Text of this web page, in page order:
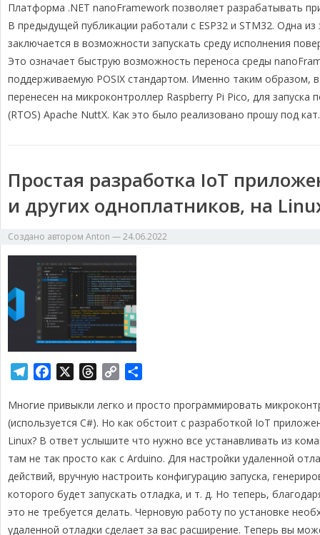
l
e
g
r
a
m
c
e
b
o
o
k
r
e
a
d
s
p
y
L
i
n
k
п
р
а
в
и
т
ь
Платформа .NET nanoFramework позволяет разрабатывать
В предыдущей публикации работали с ESP32 и STM32. Одна
заключается в возможности запускать среду исполнения
Это означает быструю возможность переноса среды
поддерживаемую POSIX стандартом. Именно таким образом,
перенесен на микроконтроллер Raspberry Pi Pico, для
(RTOS) Apache NuttX. Как это было реализовано прошу под кат.
Простая разработка IoT
и других одноплатников, на
Создано автором Anton —24.06.2022
l
e
g
r
a
m
c
e
b
o
o
k
r
e
a
d
s
p
y
L
i
n
k
п
р
а
в
и
т
ь
Многие привыкли легко и просто программировать
(используется C#). Но как обстоит с разработкой IoT
Linux? В ответ услышите что нужно все устанавливать из
там не так просто как с Arduino. Для настройки удаленной
действий, вручную настроить конфигурацию запуска,
которого будет запускать отладка, и т. д. Но теперь,
это не требуется делать. Черновую работу по установке
удаленной отладки сделает за вас расширение. Теперь вы